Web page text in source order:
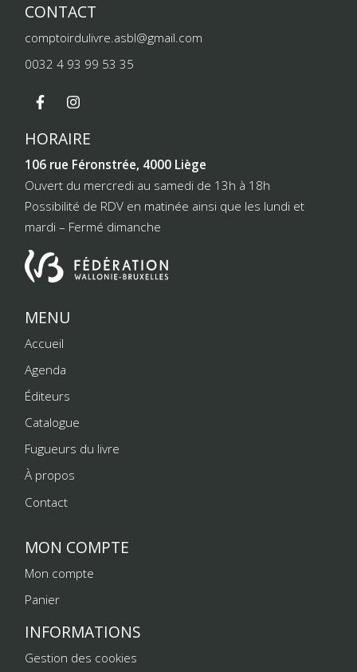
CONTACT
comptoirdulivre.asbl@gmail.com
0032 4 93 99 53 35
HORAIRE
106 rue Féronstrée, 4000 Liège
Ouvert du mercredi au samedi de 13h à 18h
Possibilité de RDV en matinée ainsi que les lundi et
mardi – Fermé dimanche
MENU
Accueil
Agenda
Éditeurs
Catalogue
Fugueurs du livre
À propos
Contact
MON COMPTE
Mon compte
Panier
INFORMATIONS
Gestion des cookies